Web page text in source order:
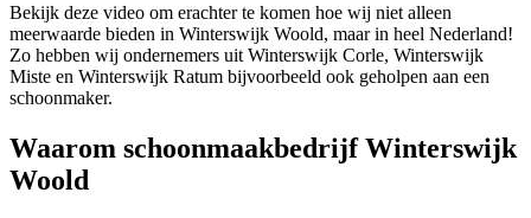
Bekijk deze video om erachter te komen hoe wij niet alleen
meerwaarde bieden in Winterswijk Woold, maar in heel Nederland!
Zo hebben wij ondernemers uit Winterswijk Corle, Winterswijk
Miste en Winterswijk Ratum bijvoorbeeld ook geholpen aan een
schoonmaker.
Waarom schoonmaakbedrijf Winterswijk
Woold